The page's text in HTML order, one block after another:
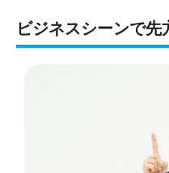
ビジネスシーンで先